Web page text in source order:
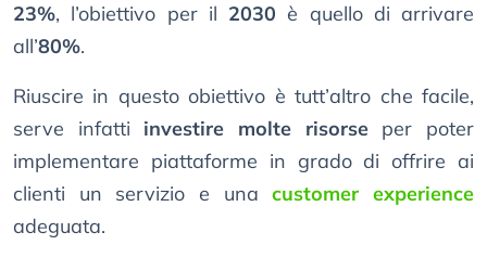
23%, l’obiettivo per il 2030 è quello di arrivare
all’80%.
Riuscire in questo obiettivo è tutt’altro che facile,
serve infatti investire molte risorseper poter
implementare piattaforme in grado di offrire ai
clienti un servizio e unacustomer experience
adeguata.